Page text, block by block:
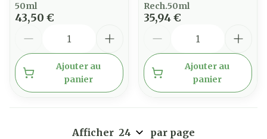
50ml
43,50 €
Ajouter au
panier
Rech.50ml
35,94 €
Ajouter au
panier
Afficher par page